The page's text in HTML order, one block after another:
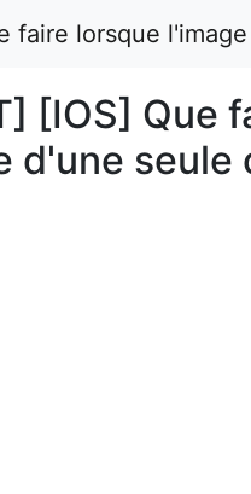
faire lorsque
[IOS] Que
d'une seule